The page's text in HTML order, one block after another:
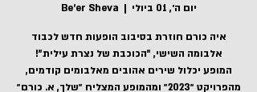
יום ה׳, 01 ביולי
  |
Be'er Sheva
איה כורם חוזרת בסיבוב הופעות חדש לכבוד
המופע יכלול שירים אהובים מאלבומים קודמים,
מהפרויקט ״2023״ ומהמופע המצליח ״שלך, א. כורם״